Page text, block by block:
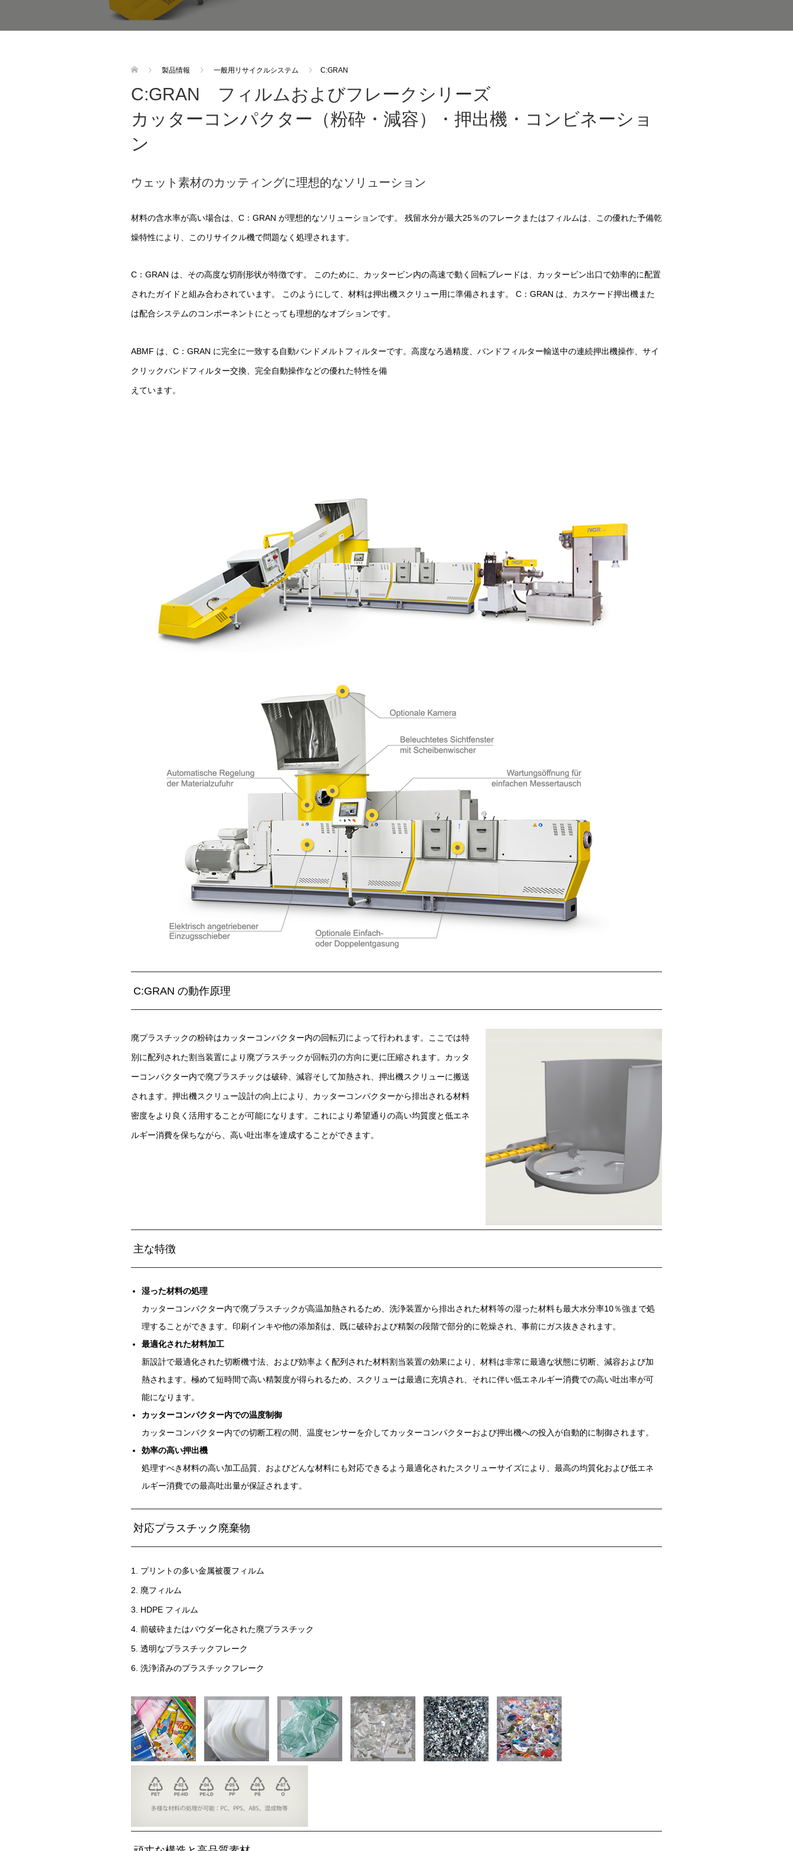
製品情報 一般用リサイクルシステム C:GRAN
C:GRAN フィルムおよびフレークシリーズ
カッターコンパクター（粉砕・減容）・押出機・コンビネーショ
ン
ウェット素材のカッティングに理想的なソリューション
材料の含水率が高い場合は、C：GRAN が理想的なソリューションです。 残留水分が最大25％のフレークまたはフィルムは、この優れた予備乾
燥特性により、このリサイクル機で問題なく処理されます。
C：GRAN は、その高度な切削形状が特徴です。 このために、カッタービン内の高速で動く回転ブレードは、カッタービン出口で効率的に配置
されたガイドと組み合わされています。 このようにして、材料は押出機スクリュー用に準備されます。 C：GRAN は、カスケード押出機また
は配合システムのコンポーネントにとっても理想的なオプションです。
ABMF は、C：GRAN に完全に一致する自動バンドメルトフィルターです。高度なろ過精度、バンドフィルター輸送中の連続押出機操作、サイ
クリックバンドフィルター交換、完全自動操作などの優れた特性を備
えています。
C:GRAN の動作原理
廃プラスチックの粉砕はカッターコンパクター内の回転刃によって行われます。ここでは特
別に配列された割当装置により廃プラスチックが回転刃の方向に更に圧縮されます。カッタ
ーコンパクター内で廃プラスチックは破砕、減容そして加熱され、押出機スクリューに搬送
されます。押出機スクリュー設計の向上により、カッターコンパクターから排出される材料
密度をより良く活用することが可能になります。これにより希望通りの高い均質度と低エネ
ルギー消費を保ちながら、高い吐出率を達成することができます。
主な特徴
湿った材料の処理
カッターコンパクター内で廃プラスチックが高温加熱されるため、洗浄装置から排出された材料等の湿った材料も最大水分率10％強まで処
理することができます。印刷インキや他の添加剤は、既に破砕および精製の段階で部分的に乾燥され、事前にガス抜きされます。
最適化された材料加工
新設計で最適化された切断機寸法、および効率よく配列された材料割当装置の効果により、材料は非常に最適な状態に切断、減容および加
熱されます。極めて短時間で高い精製度が得られるため、スクリューは最適に充填され、それに伴い低エネルギー消費での高い吐出率が可
能になります。
カッターコンパクター内での温度制御
カッターコンパクター内での切断工程の間、温度センサーを介してカッターコンパクターおよび押出機への投入が自動的に制御されます。
効率の高い押出機
処理すべき材料の高い加工品質、およびどんな材料にも対応できるよう最適化されたスクリューサイズにより、最高の均質化および低エネ
ルギー消費での最高吐出量が保証されます。
対応プラスチック廃棄物
1. プリントの多い金属被覆フィルム
2. 廃フィルム
3. HDPE フィルム
4. 前破砕またはパウダー化された廃プラスチック
5. 透明なプラスチックフレーク
6. 洗浄済みのプラスチックフレーク